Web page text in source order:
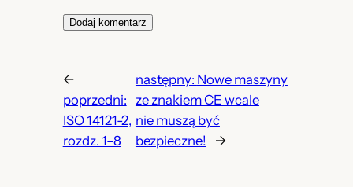
←
poprzedni:
ISO 14121-2,
rozdz. 1–8
następny: Nowe maszyny
ze znakiem CE wcale
nie muszą być
bezpieczne!
→